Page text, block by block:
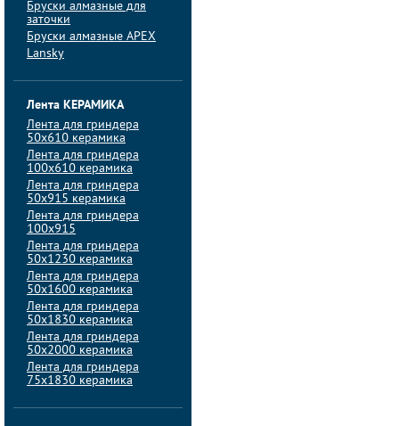
Бруски алмазные для
заточки
Бруски алмазные APEX
Lansky
Лента КЕРАМИКА
Лента для гриндера
50х610 керамика
Лента для гриндера
100х610 керамика
Лента для гриндера
50х915 керамика
Лента для гриндера
100х915
Лента для гриндера
50х1230 керамика
Лента для гриндера
50х1600 керамика
Лента для гриндера
50х1830 керамика
Лента для гриндера
50х2000 керамика
Лента для гриндера
75х1830 керамика